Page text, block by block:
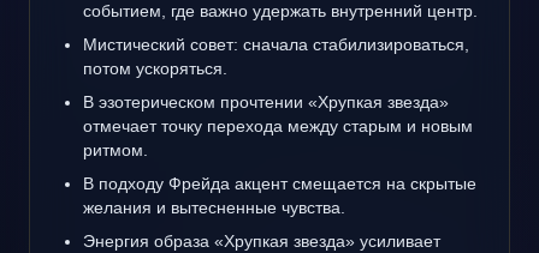
событием, где важно удержать внутренний центр.
Мистический совет: сначала стабилизироваться,
потом ускоряться.
В эзотерическом прочтении «Хрупкая звезда»
отмечает точку перехода между старым и новым
ритмом.
В подходу Фрейда акцент смещается на скрытые
желания и вытесненные чувства.
Энергия образа «Хрупкая звезда» усиливает